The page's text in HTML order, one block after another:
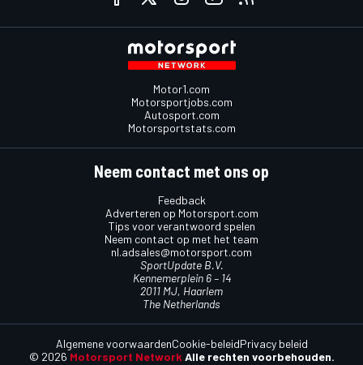
Motor1.com
Motorsportjobs.com
Autosport.com
Motorsportstats.com
Neem contact met ons op
Feedback
Adverteren op Motorsport.com
Tips voor verantwoord spelen
Neem contact op met het team
nl.adsales@motorsport.com
SportUpdate B.V.
Kennemerplein 6 – 14
2011 MJ, Haarlem
The Netherlands
© 2026 Motorsport Network Alle rechten voorbehouden.
Algemene voorwaardenCookie-beleidPrivacy beleid